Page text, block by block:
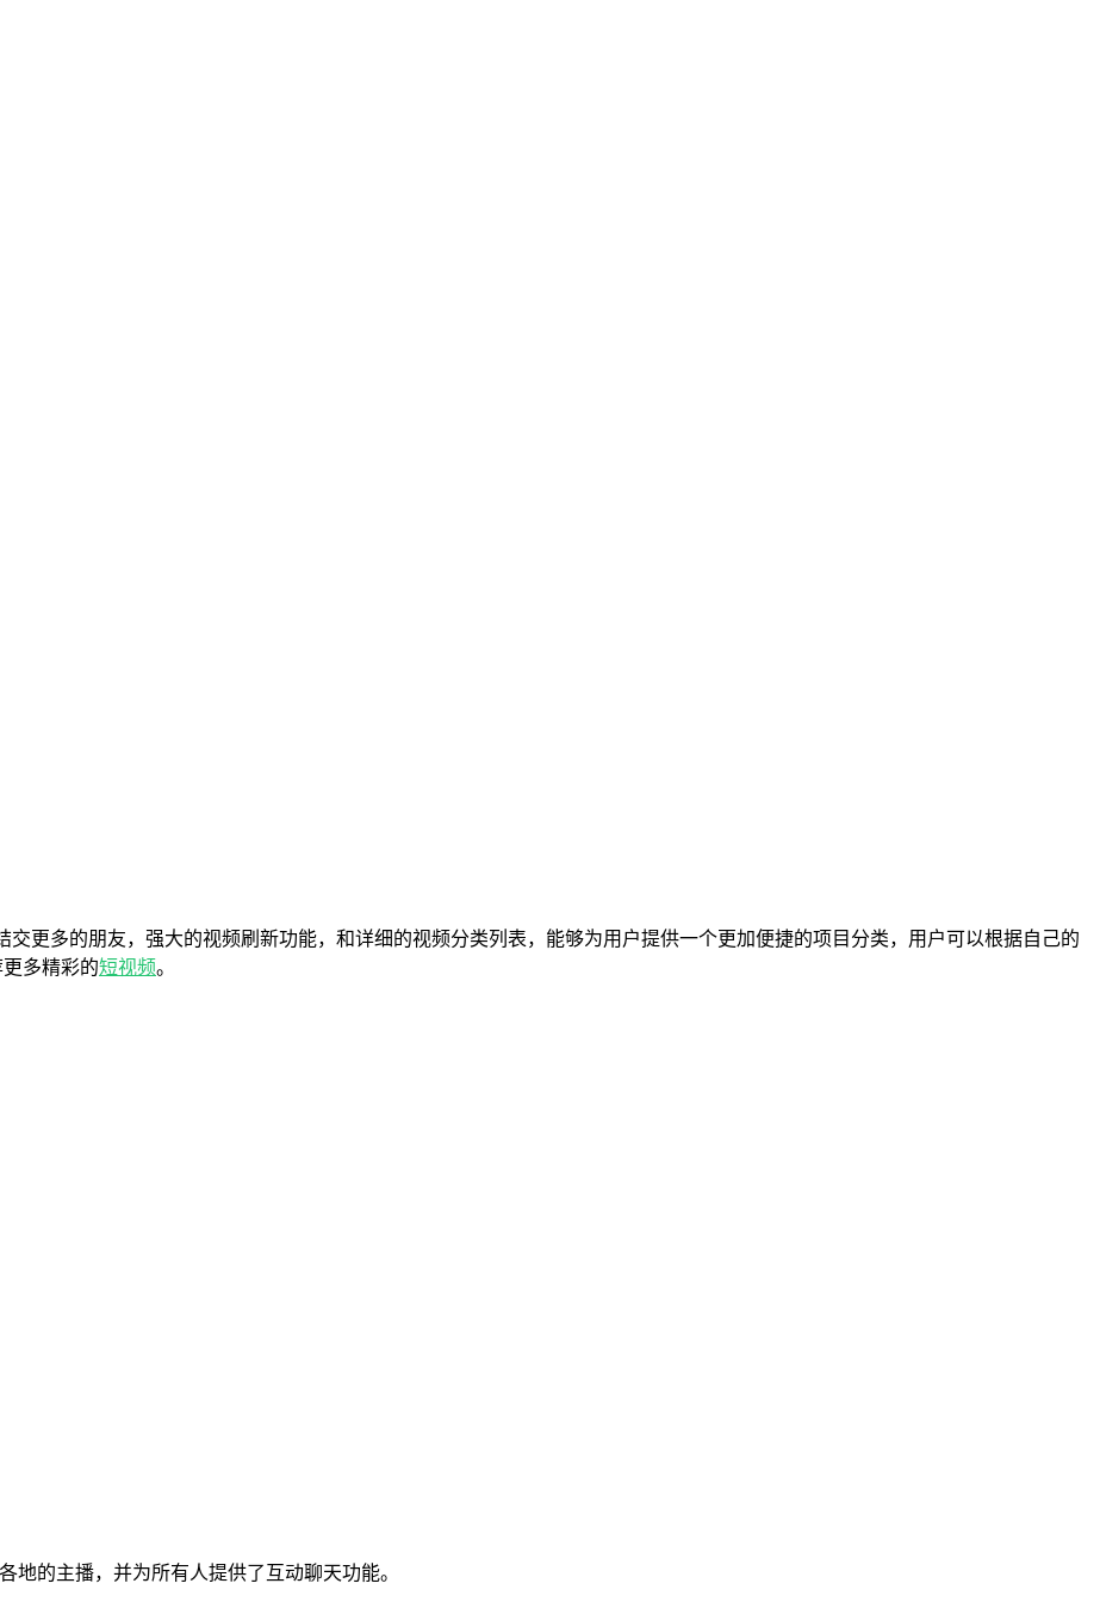
交更多的朋友，强大的视频刷新功能，和详细的视频分类列表，能够为用户提供一个更加便捷的项目分类，用户可以根据自己的
多精彩的短视频。
地的主播，并为所有人提供了互动聊天功能。